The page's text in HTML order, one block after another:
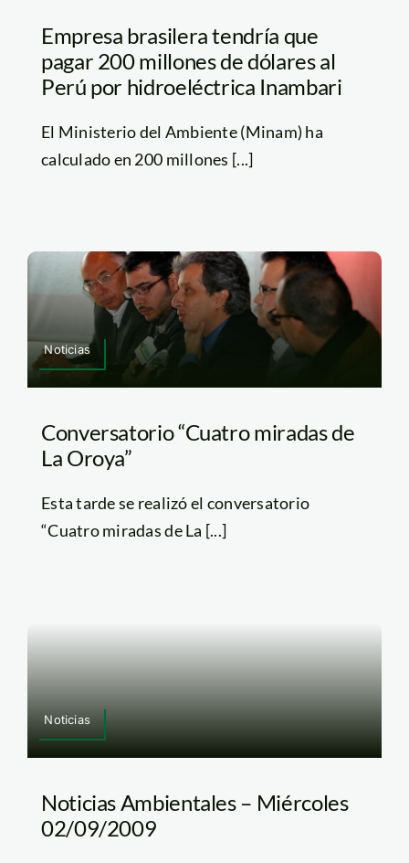
Empresa brasilera tendría que
pagar 200 millones de dólares al
Perú por hidroeléctrica Inambari
El Ministerio del Ambiente (Minam) ha
calculado en 200 millones [...]
Noticias
Conversatorio “Cuatro miradas de
La Oroya”
Esta tarde se realizó el conversatorio
“Cuatro miradas de La [...]
Noticias
Noticias Ambientales – Miércoles
02/09/2009